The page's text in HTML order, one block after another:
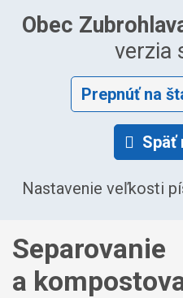
Obec
verzia
Prepnúť na
Späť
Nastavenie veľkosti
Separovanie
a